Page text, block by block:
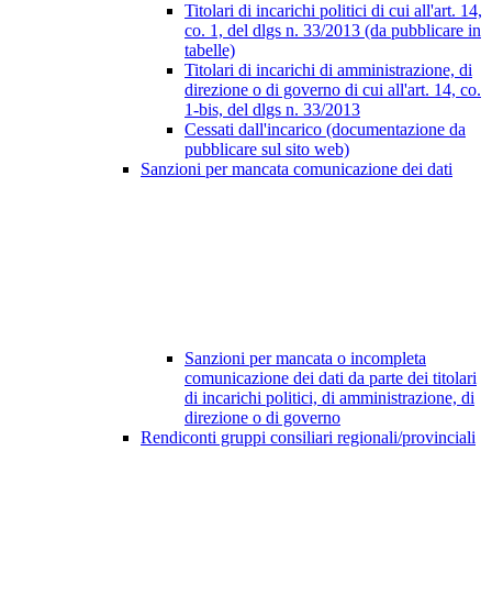
Titolari di incarichi politici di cui all'art. 14,
co. 1, del dlgs n. 33/2013 (da pubblicare in
tabelle)
Titolari di incarichi di amministrazione, di
direzione o di governo di cui all'art. 14, co.
1-bis, del dlgs n. 33/2013
Cessati dall'incarico (documentazione da
pubblicare sul sito web)
Sanzioni per mancata comunicazione dei dati
Sanzioni per mancata o incompleta
comunicazione dei dati da parte dei titolari
di incarichi politici, di amministrazione, di
direzione o di governo
Rendiconti gruppi consiliari regionali/provinciali